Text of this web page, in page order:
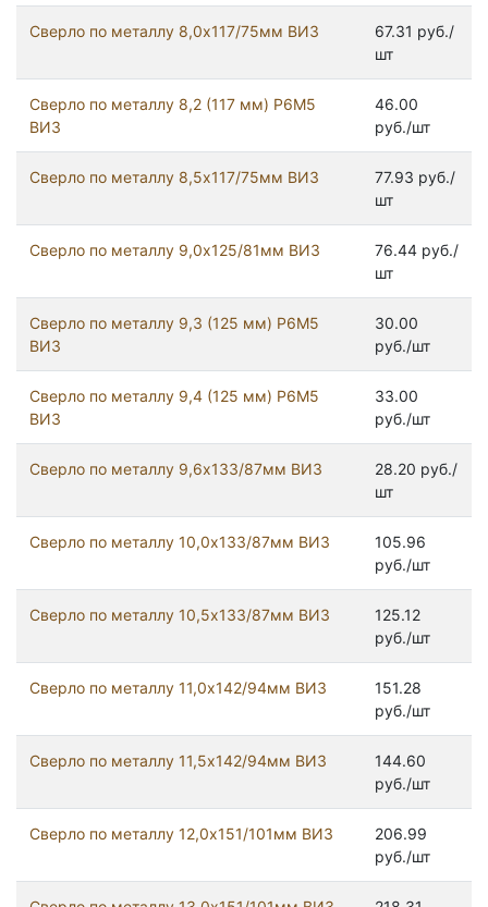
Сверло по металлу 8,0х117/75мм ВИЗ
67.31 руб./
шт
Сверло по металлу 8,2 (117 мм) Р6М5
ВИЗ
46.00
руб./шт
Сверло по металлу 8,5х117/75мм ВИЗ
77.93 руб./
шт
Сверло по металлу 9,0х125/81мм ВИЗ
76.44 руб./
шт
Сверло по металлу 9,3 (125 мм) Р6М5
ВИЗ
30.00
руб./шт
Сверло по металлу 9,4 (125 мм) Р6М5
ВИЗ
33.00
руб./шт
Сверло по металлу 9,6х133/87мм ВИЗ
28.20 руб./
шт
Сверло по металлу 10,0х133/87мм ВИЗ
105.96
руб./шт
Сверло по металлу 10,5х133/87мм ВИЗ
125.12
руб./шт
Сверло по металлу 11,0х142/94мм ВИЗ
151.28
руб./шт
Сверло по металлу 11,5х142/94мм ВИЗ
144.60
руб./шт
Сверло по металлу 12,0х151/101мм ВИЗ
206.99
руб./шт